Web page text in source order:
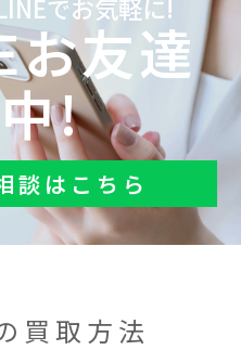
でお気軽に!
お友達
!
談はこちら
買取方法